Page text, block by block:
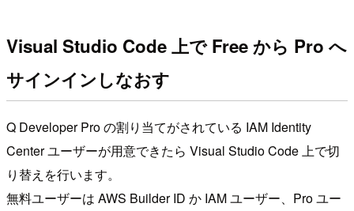
Visual Studio Code 上で Free から Pro へ
サインインしなおす
Q Developer Pro の割り当てがされている IAM Identity
Center ユーザーが用意できたら Visual Studio Code 上で切
り替えを行います。
無料ユーザーは AWS Builder ID か IAM ユーザー、Pro ユー